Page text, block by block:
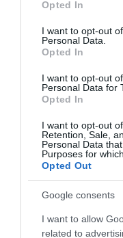
use your data for
consent section.
Opted In
I want to opt-out
Personal Data.
Opted In
I want to opt-out
Personal Data for
Opted In
I want to opt-out
Retention, Sale,
Personal Data
Purposes for
Opted Out
Google consents
I want to allow
related to
ΔΙΕΘΝΗ
Βόρεια Κορέα: Ο
κόρη του ως
Η έφηβη
τελευταίο διάστημα